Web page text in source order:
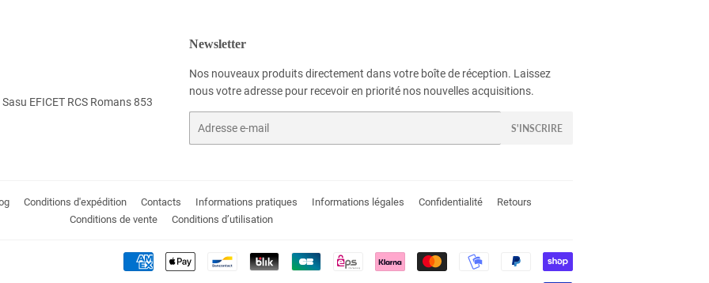
EFICET RCS Romans 853
Newsletter
Nos nouveaux produits directement dans votre boîte de réception. Laissez
nous votre adresse pour recevoir en priorité nos nouvelles acquisitions.
S'INSCRIRE
Conditions d'expédition Contacts Informations pratiques Informations légales Confidentialité
Retours
Conditions de vente
Conditions d’utilisation